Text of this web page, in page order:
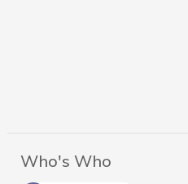
Who's Who